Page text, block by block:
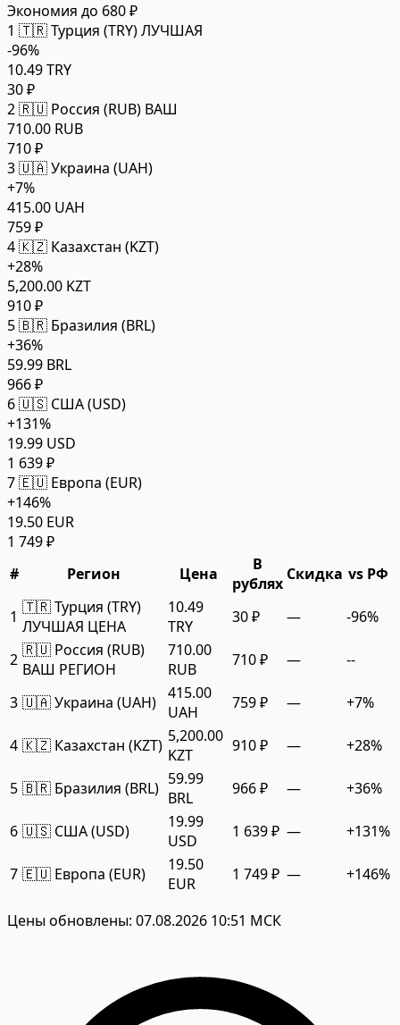
Экономия до 680 ₽
1 🇹🇷 Турция (TRY)ЛУЧШАЯ
-96%
10.49 TRY
30 ₽
2🇷🇺 Россия (RUB) ВАШ
710.00 RUB
710 ₽
3🇺🇦 Украина (UAH)
+7%
415.00 UAH
759 ₽
4🇰🇿 Казахстан (KZT)
+28%
5,200.00 KZT
910 ₽
5🇧🇷 Бразилия (BRL)
+36%
59.99 BRL
966 ₽
6🇺🇸 США (USD)
+131%
19.99 USD
1 639 ₽
7🇪🇺 Европа (EUR)
+146%
19.50 EUR
1 749 ₽
#
Регион Цена
В
рублях Скидка vs РФ
1 🇹🇷 Турция (TRY)
ЛУЧШАЯ ЦЕНА
10.49
TRY
30 ₽ — -96%
2 🇷🇺 Россия (RUB)
ВАШ РЕГИОН
710.00
RUB
710 ₽ — --
3 🇺🇦 Украина (UAH) 415.00
UAH
759 ₽ — +7%
4 🇰🇿 Казахстан (KZT) 5,200.00
KZT
910 ₽ — +28%
5 🇧🇷 Бразилия (BRL) 59.99
BRL
966 ₽ — +36%
6 🇺🇸 США (USD)
19.99
USD
1 639 ₽ — +131%
7 🇪🇺 Европа (EUR)
19.50
EUR
1 749 ₽ — +146%
Цены обновлены: 07.08.2026 10:51 МСК